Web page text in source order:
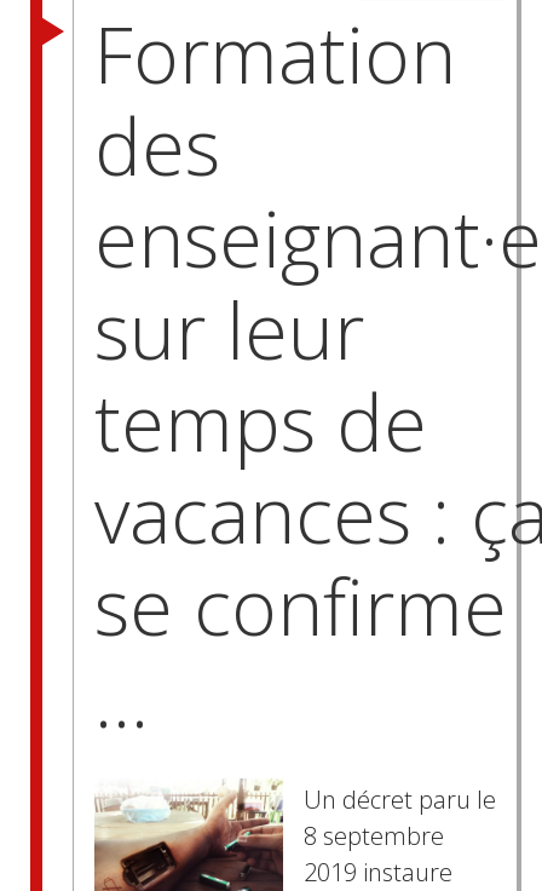
Formation
des
sur leur
temps de
vacances :
se confirme
…
Un décret paru le
8 septembre
2019 instaure